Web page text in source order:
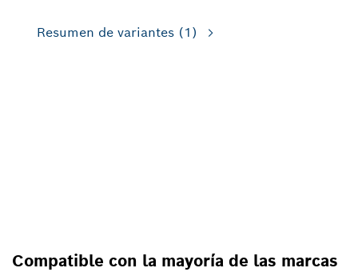
Resumen de variantes (1)
Compatible con la mayoría de las marcas